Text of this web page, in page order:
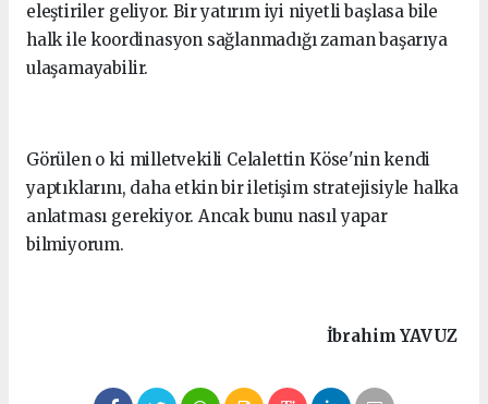
eleştiriler geliyor. Bir yatırım iyi niyetli başlasa bile
halk ile koordinasyon sağlanmadığı zaman başarıya
ulaşamayabilir.
Görülen o ki milletvekili Celalettin Köse'nin kendi
yaptıklarını, daha etkin bir iletişim stratejisiyle halka
anlatması gerekiyor. Ancak bunu nasıl yapar
bilmiyorum.
İbrahim YAVUZ